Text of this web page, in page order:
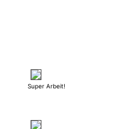
Super Arbeit!